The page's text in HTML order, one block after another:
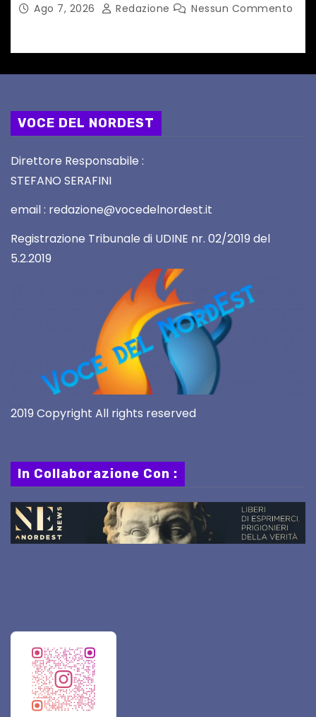
Ago 7, 2026 Redazione Nessun Commento
VOCE DEL NORDEST
Direttore Responsabile :
STEFANO SERAFINI
email : redazione@vocedelnordest.it
Registrazione Tribunale di UDINE nr. 02/2019 del
5.2.2019
2019 Copyright All rights reserved
In Collaborazione Con :